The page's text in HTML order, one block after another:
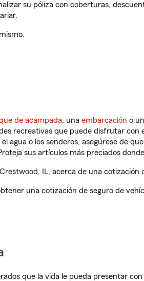
su póliza con coberturas,
de acampada, una embarcación o un
recreativas que puede disfrutar con
agua o los senderos, asegúrese de
sus artículos más preciados
IL, acerca de una cotización
una cotización de seguro de
que la vida le pueda presentar con